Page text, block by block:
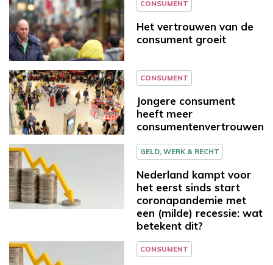
CONSUMENT
Het vertrouwen van de
consument groeit
CONSUMENT
Jongere consument
heeft meer
consumentenvertrouwen
GELD, WERK & RECHT
Nederland kampt voor
het eerst sinds start
coronapandemie met
een (milde) recessie: wat
betekent dit?
CONSUMENT